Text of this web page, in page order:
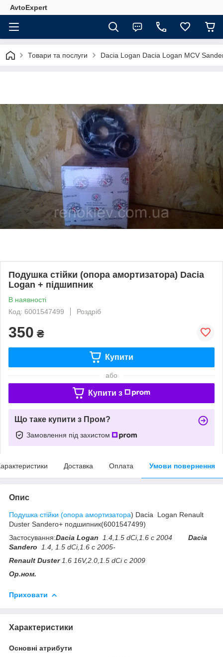
AvtoExpert
Товари та послуги Dacia Logan Dacia Logan MCV
Подушка стійки (опора амортизатора) Dacia
Logan + підшипник
В наявності
Код: 6001547499
Роздріб
350 ₴
Купити
або
Купити з
Що таке купити з Пром?
Замовлення під захистом
Доставка Оплата Умови повернення
Опис
Подушка стійки (опора амортизатора) Dacia Logan Renault
Duster Sandero+ подшипник(6001547499)
Застосування:Dacia Logan 1.4, 1.5 dCi,1.6 c 2004
Dacia
Sandero
1.4, 1.5 dCi,1.6 c 2005-
Renault Duster1.6 16V,2.0,1.5 dCi c 2009
Ор.ном.
Приховати
Характеристики
Основні атрибути